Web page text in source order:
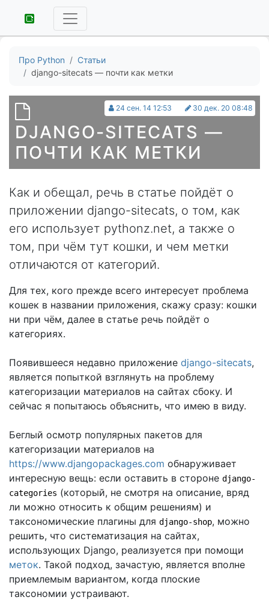
Про Python
Статьи
django-sitecats — почти как метки
24 сен. 14 12:53 30 дек. 20 08:48
DJANGO-SITECATS —
ПОЧТИ КАК МЕТКИ
Как и обещал, речь в статье пойдёт о
приложении django-sitecats, о том, как
его использует pythonz.net, а также о
том, при чём тут кошки, и чем метки
отличаются от категорий.
Для тех, кого прежде всего интересует проблема
кошек в названии приложения, скажу сразу: кошки
ни при чём, далее в статье речь пойдёт о
категориях.
Появившееся недавно приложение django-sitecats,
является попыткой взглянуть на проблему
категоризации материалов на сайтах сбоку. И
сейчас я попытаюсь объяснить, что имею в виду.
Беглый осмотр популярных пакетов для
категоризации материалов на
https://www.djangopackages.com обнаруживает
интересную вещь: если оставить в стороне django-
categories (который, не смотря на описание, вряд
ли можно относить к общим решениям) и
таксономические плагины для django-shop, можно
решить, что систематизация на сайтах,
использующих Django, реализуется при помощи
меток. Такой подход, зачастую, является вполне
приемлемым вариантом, когда плоские
таксономии устраивают.